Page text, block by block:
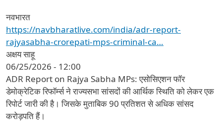
नवभारत
https://navbharatlive.com/india/adr-report-
rajyasabha-crorepati-mps-criminal-ca…
अक्षय साहू
06/25/2026 - 12:00
ADR Report on Rajya Sabha MPs: एसोसिएशन फॉर
डेमोक्रेटिक रिफॉर्म्स ने राज्यसभा सांसदों की आर्थिक स्थिति को लेकर एक
रिपोर्ट जारी की है। जिसके मुताबिक 90 प्रतिशत से अधिक सांसद
करोड़पति हैं।